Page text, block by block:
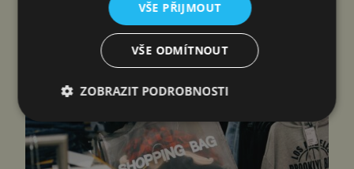
VŠE PŘIJMOUT
VŠE ODMÍTNOUT
ZOBRAZIT PODROBNOSTI